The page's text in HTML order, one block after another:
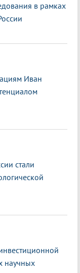
в рамках
Иван
стали
научных